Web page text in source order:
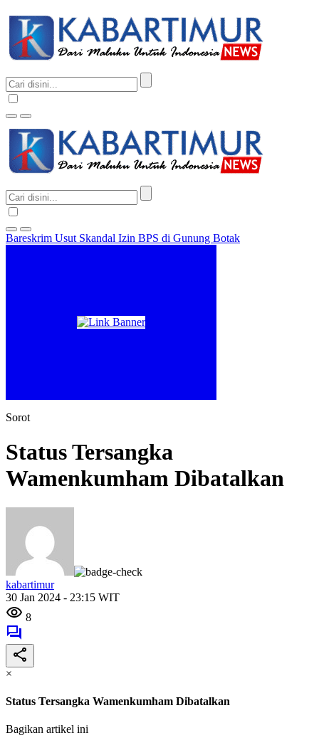
Bareskrim Usut Skandal Izin BPS di Gunung Botak
Sorot
Status Tersangka
Wamenkumham Dibatalkan
kabartimur
30 Jan 2024 - 23:15 WIT
8
×
Status Tersangka Wamenkumham Dibatalkan
Bagikan artikel ini